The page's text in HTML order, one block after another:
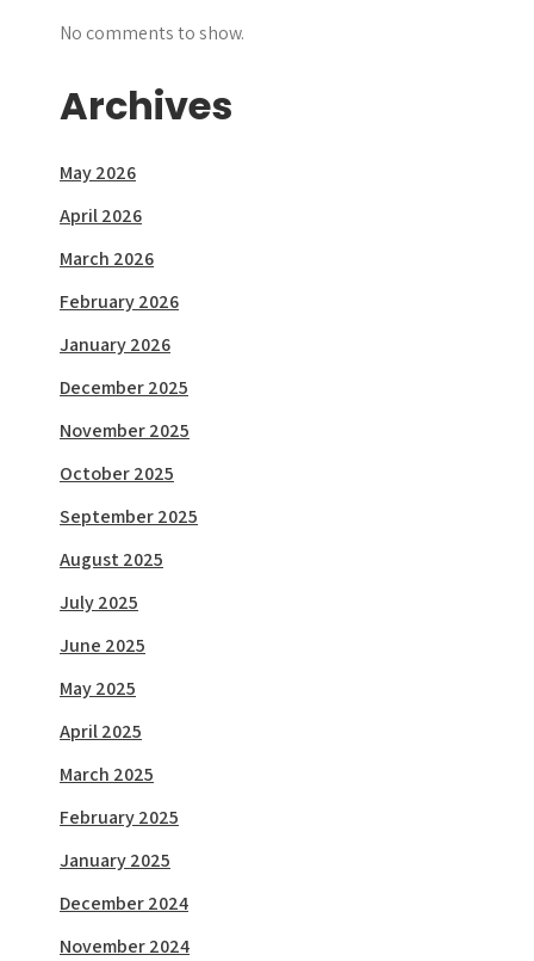
No comments to show.
Archives
May 2026
April 2026
March 2026
February 2026
January 2026
December 2025
November 2025
October 2025
September 2025
August 2025
July 2025
June 2025
May 2025
April 2025
March 2025
February 2025
January 2025
December 2024
November 2024